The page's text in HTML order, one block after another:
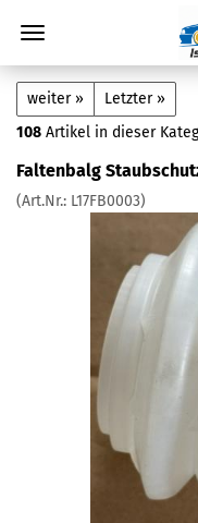
weiter »
Letzter »
108 Artikel in dieser
Faltenbalg
(Art.Nr.: L17FB0003)